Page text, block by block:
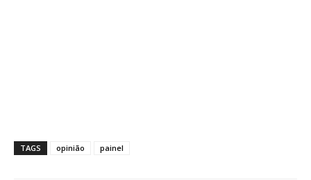
TAGS opinião painel